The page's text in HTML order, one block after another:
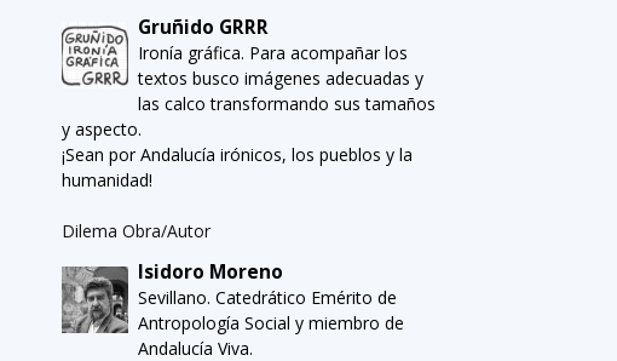
Gruñido GRRR
Ironía gráfica. Para acompañar los
textos busco imágenes adecuadas y
las calco transformando sus tamaños
y aspecto.
¡Sean por Andalucía irónicos, los pueblos y la
humanidad!
Dilema Obra/Autor
Isidoro Moreno
Sevillano. Catedrático Emérito de
Antropología Social y miembro de
Andalucía Viva.